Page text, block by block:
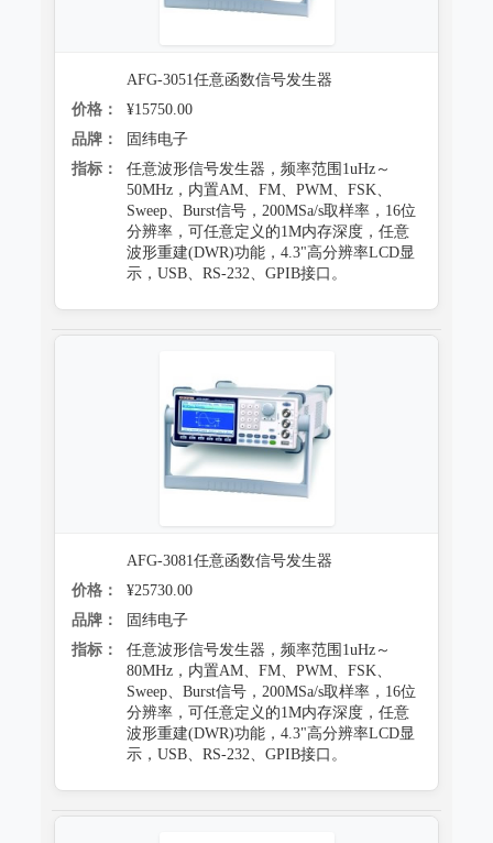
AFG-3051任意函数信号发生器
价格：
¥15750.00
品牌：
固纬电子
指标：
任意波形信号发生器，频率范围1uHz～
50MHz，内置AM、FM、PWM、FSK、
Sweep、Burst信号，200MSa/s取样率，16位
分辨率，可任意定义的1M内存深度，任意
波形重建(DWR)功能，4.3"高分辨率LCD显
示，USB、RS-232、GPIB接口。
AFG-3081任意函数信号发生器
价格：
¥25730.00
品牌：
固纬电子
指标：
任意波形信号发生器，频率范围1uHz～
80MHz，内置AM、FM、PWM、FSK、
Sweep、Burst信号，200MSa/s取样率，16位
分辨率，可任意定义的1M内存深度，任意
波形重建(DWR)功能，4.3"高分辨率LCD显
示，USB、RS-232、GPIB接口。